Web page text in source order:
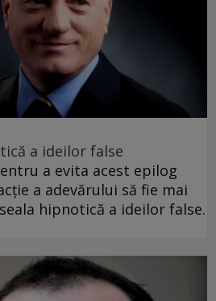
a ideilor false
a evita acest epilog
a adevărului să fie mai
hipnotică a ideilor false.